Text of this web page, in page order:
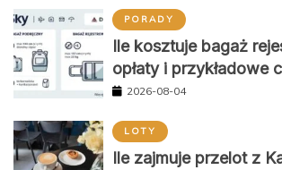
PORADY
Ile kosztuje bagaż
opłaty i przykładowe
2026-08-04
LOTY
Ile zajmuje przelot z